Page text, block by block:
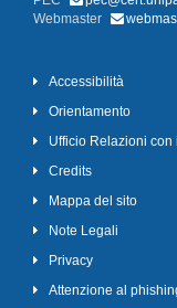
Webmaster
Accessibilità
Orientamento
Ufficio Relazioni con
Credits
Mappa del sito
Note Legali
Privacy
Attenzione al